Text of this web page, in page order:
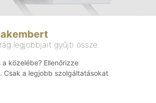
legjobbjait gyűjti össze
közelébe? Ellenőrizze
Csak a legjobb szolgáltatásokat